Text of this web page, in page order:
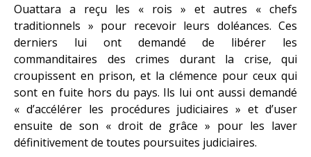
Ouattara a reçu les « rois » et autres « chefs
traditionnels » pour recevoir leurs doléances. Ces
derniers lui ont demandé de libérer les
commanditaires des crimes durant la crise, qui
croupissent en prison, et la clémence pour ceux qui
sont en fuite hors du pays. Ils lui ont aussi demandé
« d’accélérer les procédures judiciaires » et d’user
ensuite de son « droit de grâce » pour les laver
définitivement de toutes poursuites judiciaires.